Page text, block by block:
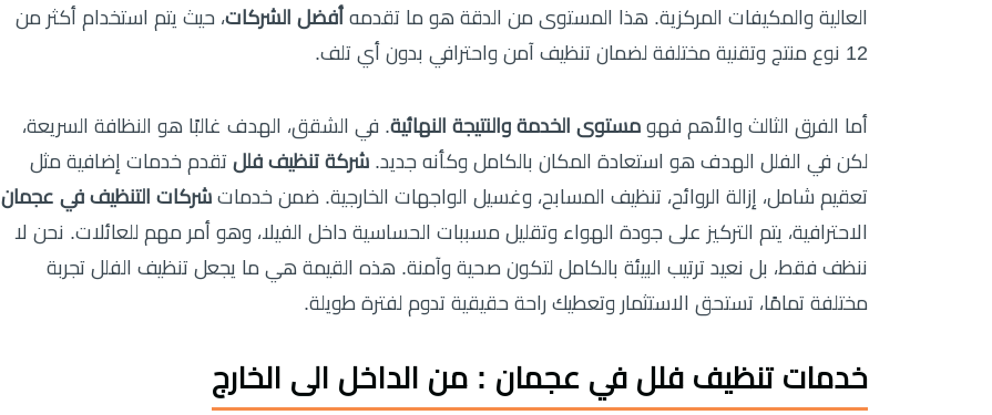
العالية والمكيفات المركزية. هذا المستوى من الدقة هو ما تقدمه أفضل الشركات، حيث يتم استخدام أكثر من
12 نوع منتج وتقنية مختلفة لضمان تنظيف آمن واحترافي بدون أي تلف.
أما الفرق الثالث والأهم فهو مستوى الخدمة والنتيجة النهائية. في الشقق، الهدف غالبًا هو النظافة السريعة،
لكن في الفلل الهدف هو استعادة المكان بالكامل وكأنه جديد. شركة تنظيف فلل تقدم خدمات إضافية مثل
تعقيم شامل، إزالة الروائح، تنظيف المسابح، وغسيل الواجهات الخارجية. ضمن خدمات شركات التنظيف في عجمان
الاحترافية، يتم التركيز على جودة الهواء وتقليل مسببات الحساسية داخل الفيلا، وهو أمر مهم للعائلات. نحن لا
ننظف فقط، بل نعيد ترتيب البيئة بالكامل لتكون صحية وآمنة. هذه القيمة هي ما يجعل تنظيف الفلل تجربة
مختلفة تمامًا، تستحق الاستثمار وتعطيك راحة حقيقية تدوم لفترة طويلة.
خدمات تنظيف فلل في عجمان : من الداخل الى الخارج